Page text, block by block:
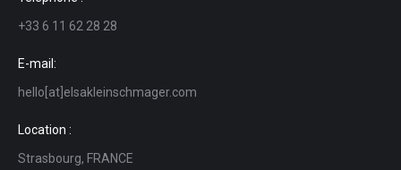
+33 6 11 62 28 28
E-mail:
hello[at]elsakleinschmager.com
Location :
Strasbourg, FRANCE